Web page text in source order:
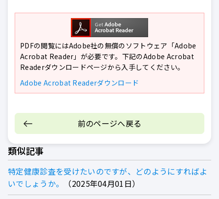
PDFの閲覧にはAdobe社の無償のソフトウェア「Adobe
Acrobat Reader」が必要です。下記のAdobe Acrobat
Readerダウンロードページから入手してください。
Adobe Acrobat Readerダウンロード
前のページへ戻る
類似記事
特定健康診査を受けたいのですが、どのようにすればよ
いでしょうか。
2025年04月01日